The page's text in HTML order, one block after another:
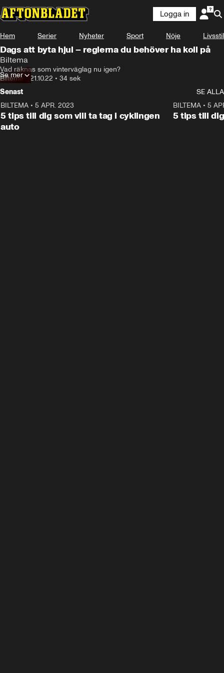
Annons
Annons från Biltema
Logga in
Hem Serier Nyheter Sport Nöje Livsstil
Dags att byta hjul – reglerna du behöver ha koll på
Biltema
Vad räknas som vinterväglag nu igen?
Biltema • 21.10.22 • 34 sek
Se mer
Senast
SE ALLA
BILTEMA • 5 APR. 2023
5 tips till dig som vill ta tag i cyklingen
auto
BILTEMA• 5
5 tips till